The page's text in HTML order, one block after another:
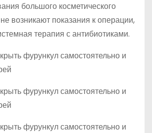
большого косметического
возникают показания к операции,
терапия с антибиотиками.